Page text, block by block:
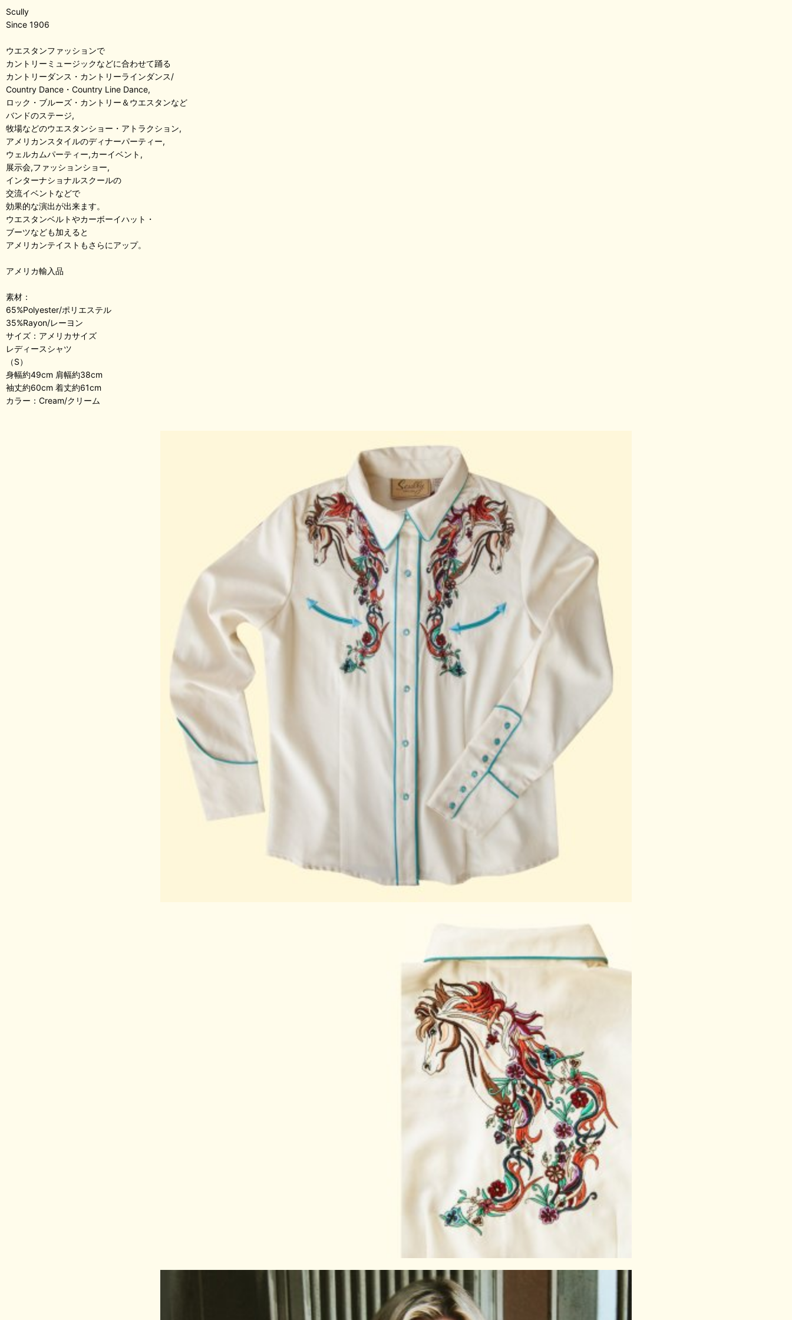
Scully
Since 1906
ウエスタンファッションで
カントリーミュージックなどに合わせて踊る
カントリーダンス・カントリーラインダンス/
Country Dance・Country Line Dance,
ロック・ブルーズ・カントリー＆ウエスタンなど
バンドのステージ,
牧場などのウエスタンショー・アトラクション,
アメリカンスタイルのディナーパーティー,
ウェルカムパーティー,カーイベント,
展示会,ファッションショー,
インターナショナルスクールの
交流イベントなどで
効果的な演出が出来ます。
ウエスタンベルトやカーボーイハット・
ブーツなども加えると
アメリカンテイストもさらにアップ。
アメリカ輸入品
素材：
65%Polyester/ポリエステル
35%Rayon/レーヨン
サイズ：アメリカサイズ
レディースシャツ
（S）
身幅約49cm 肩幅約38cm
袖丈約60cm 着丈約61cm
カラー：Cream/クリーム